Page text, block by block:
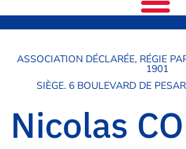
ASSOCIATION DÉCLARÉE, RÉGIE
1901
SIÈGE. 6 BOULEVARD DE
Nicolas